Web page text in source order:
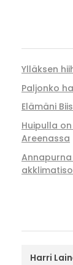
Ylläksen
Paljonko
Elämäni
Huipulla
Areenassa
Harri